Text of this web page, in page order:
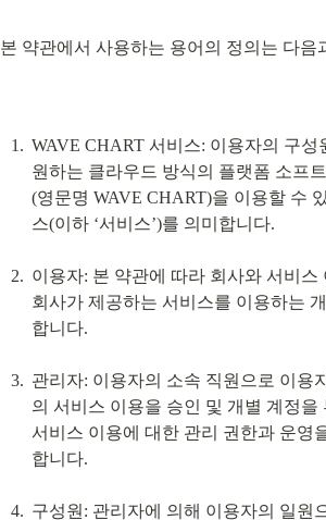
본 약관에서 사용하는 용어의 정의는 다음
WAVE CHART 서비스: 이용자의 구성
원하는 클라우드 방식의 플랫폼 소프
(영문명 WAVE CHART)을 이용할 수
스(이하 ‘서비스’)를 의미합니다.
이용자: 본 약관에 따라 회사와 서비스
회사가 제공하는 서비스를 이용하는
합니다.
관리자: 이용자의 소속 직원으로 이용
의 서비스 이용을 승인 및 개별 계정을
서비스 이용에 대한 관리 권한과 운영
합니다.
구성원: 관리자에 의해 이용자의 일원